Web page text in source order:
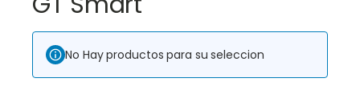
No Hay productos para su seleccion